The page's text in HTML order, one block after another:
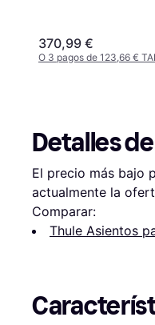
370,99 €
O 3 pagos de 123,66 €
Detalles
El precio más bajo
actualmente la
Comparar:
Thule Asientos